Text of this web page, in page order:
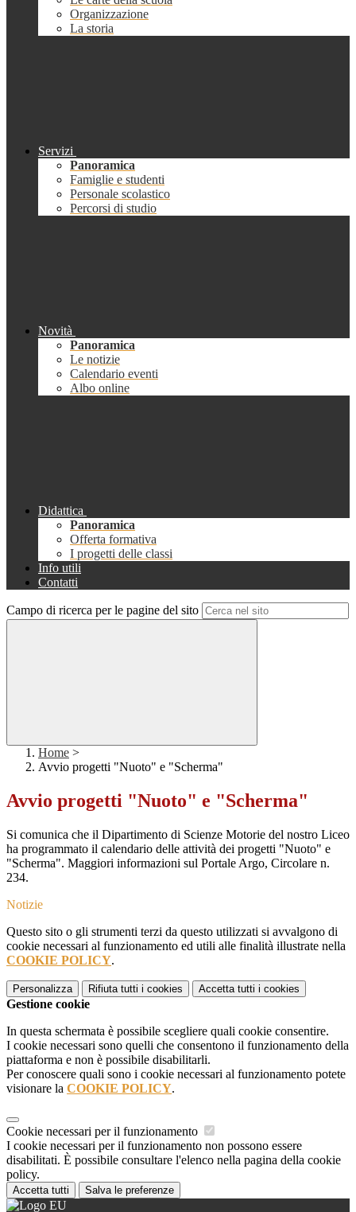
Organizzazione
La storia
Servizi
Panoramica
Famiglie e studenti
Personale scolastico
Percorsi di studio
Novità
Panoramica
Le notizie
Calendario eventi
Albo online
Didattica
Panoramica
Offerta formativa
I progetti delle classi
Info utili
Contatti
Campo di ricerca per le pagine del sito
Home >
Avvio progetti "Nuoto" e "Scherma"
Avvio progetti "Nuoto" e "Scherma"
Si comunica che il Dipartimento di Scienze Motorie del nostro Liceo
ha programmato il calendario delle attività dei progetti "Nuoto" e
"Scherma". Maggiori informazioni sul Portale Argo, Circolare n.
234.
Notizie
Questo sito o gli strumenti terzi da questo utilizzati si avvalgono di
cookie necessari al funzionamento ed utili alle finalità illustrate nella
COOKIE POLICY.
Personalizza Rifiuta tutti i cookies Accetta tutti i cookies
Gestione cookie
In questa schermata è possibile scegliere quali cookie consentire.
I cookie necessari sono quelli che consentono il funzionamento della
piattaforma e non è possibile disabilitarli.
Per conoscere quali sono i cookie necessari al funzionamento potete
visionare la COOKIE POLICY.
Cookie necessari per il funzionamento
I cookie necessari per il funzionamento non possono essere
disabilitati. È possibile consultare l'elenco nella pagina della cookie
policy.
Accetta tutti Salva le preferenze